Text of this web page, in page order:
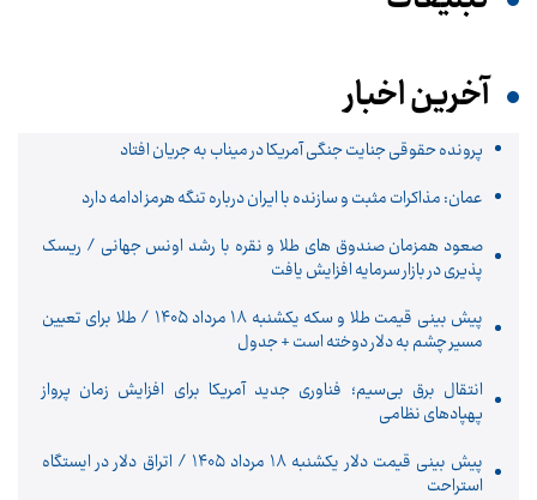
آخرین اخبار
پرونده حقوقی جنایت جنگی آمریکا در میناب به جریان افتاد
عمان: مذاکرات مثبت و سازنده با ایران درباره تنگه هرمز ادامه دارد
صعود همزمان صندوق های طلا و نقره با رشد اونس جهانی / ریسک
پذیری در بازار سرمایه افزایش یافت
پیش‌ بینی قیمت طلا و سکه یکشنبه ۱۸ مرداد ۱۴۰۵ / طلا برای تعیین
مسیر چشم به دلار دوخته است + جدول
انتقال برق بی‌سیم؛ فناوری جدید آمریکا برای افزایش زمان پرواز
پهپادهای نظامی
پیش ‌بینی قیمت دلار یکشنبه ۱۸ مرداد ۱۴۰۵ / اتراق دلار در ایستگاه
استراحت